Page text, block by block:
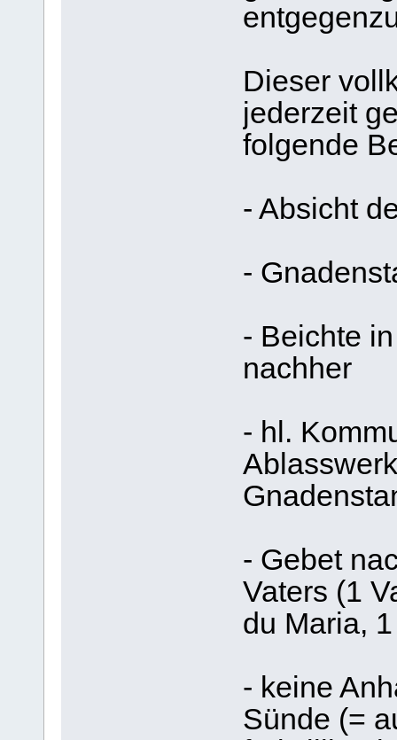
Dieser
jederzeit
folgende
- Absicht
-
- Beichte
nachher
- hl.
- Gebet
Vaters (1
du Maria,
- keine
Sünde (=